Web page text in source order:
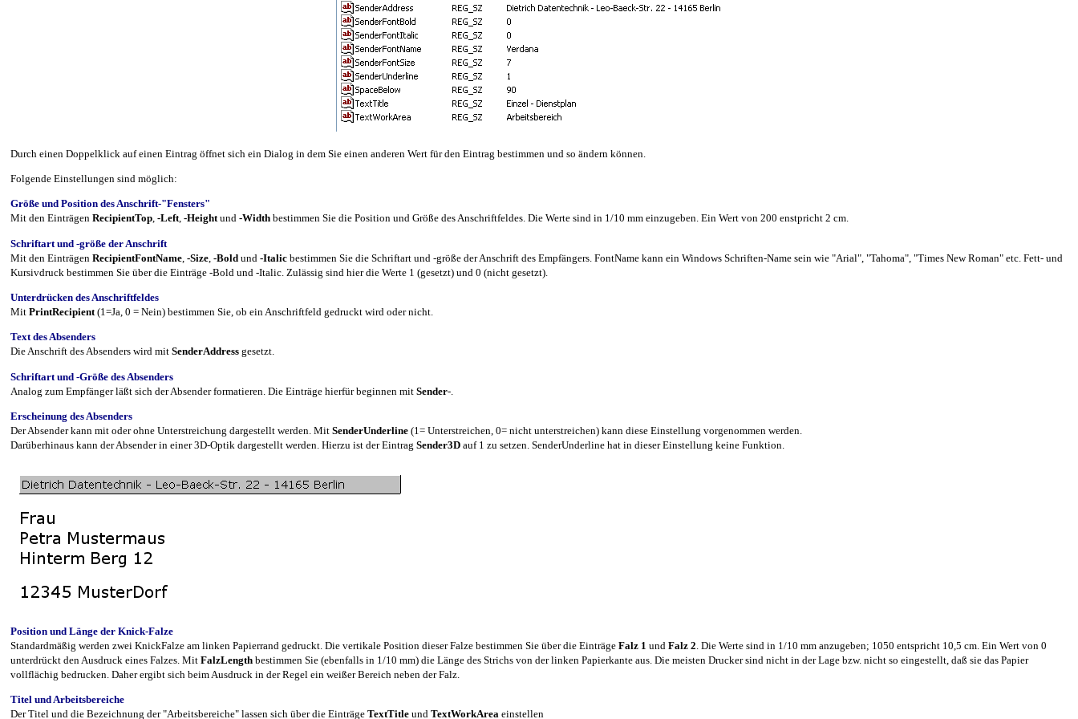
Durch einen Doppelklick auf einen Eintrag öffnet sich ein Dialog in dem Sie einen anderen Wert für den Eintrag bestimmen und so ändern können.
Folgende Einstellungen sind möglich:
Größe und Position des Anschrift-"Fensters"
Mit den EinträgenRecipientTop,-Left,-Heightund-Width bestimmen Sie die Position und Größe des Anschriftfeldes. Die Werte sind in 1/10 mm einzugeben. Ein Wert von 200 enstpricht 2 cm.
Schriftart und -größe der Anschrift
Mit den EinträgenRecipientFontName ,-Size ,-Bold und-Italic bestimmen Sie die Schriftart und -größe der Anschrift des Empfängers. FontName kann ein Windows Schriften-Name sein wie "Arial", "Tahoma", "Times New Roman" etc. Fett- und
Kursivdruck bestimmen Sie über die Einträge -Bold und -Italic. Zulässig sind hier die Werte 1 (gesetzt) und 0 (nicht gesetzt).
Unterdrücken des Anschriftfeldes
MitPrintRecipient (1=Ja, 0 = Nein) bestimmen Sie, ob ein Anschriftfeld gedruckt wird oder nicht.
Text des Absenders
Die Anschrift des Absenders wird mitSenderAddress gesetzt.
Schriftart und -Größe des Absenders
Analog zum Empfänger läßt sich der Absender formatieren. Die Einträge hierfür beginnen mitSender-.
Erscheinung des Absenders
Der Absender kann mit oder ohne Unterstreichung dargestellt werden. MitSenderUnderline (1= Unterstreichen, 0= nicht unterstreichen) kann diese Einstellung vorgenommen werden.
Darüberhinaus kann der Absender in einer 3D-Optik dargestellt werden. Hierzu ist der EintragSender3D auf 1 zu setzen. SenderUnderline hat in dieser Einstellung keine Funktion.
Position und Länge der Knick-Falze
Standardmäßig werden zwei KnickFalze am linken Papierrand gedruckt. Die vertikale Position dieser Falze bestimmen Sie über die EinträgeFalz 1 undFalz 2 . Die Werte sind in 1/10 mm anzugeben; 1050 entspricht 10,5 cm. Ein Wert von 0
unterdrückt den Ausdruck eines Falzes. MitFalzLength bestimmen Sie (ebenfalls in 1/10 mm) die Länge des Strichs von der linken Papierkante aus. Die meisten Drucker sind nicht in der Lage bzw. nicht so eingestellt, daß sie das Papier
vollflächig bedrucken. Daher ergibt sich beim Ausdruck in der Regel ein weißer Bereich neben der Falz.
Titel und Arbeitsbereiche
Der Titel und die Bezeichnung der "Arbeitsbereiche" lassen sich über die EinträgeTextTitleundTextWorkAreaeinstellen